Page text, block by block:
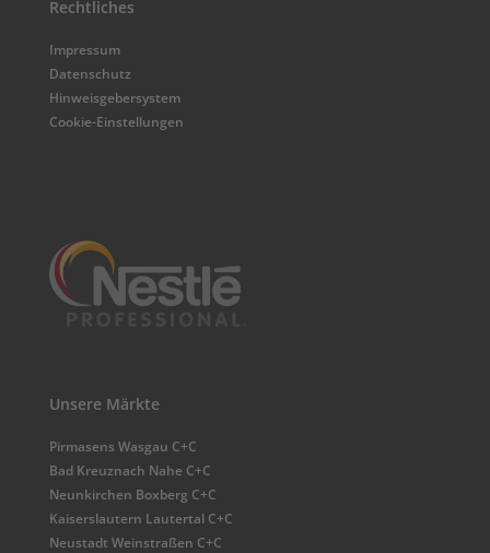
Rechtliches
Impressum
Datenschutz
Hinweisgebersystem
Cookie-Einstellungen
Unsere Märkte
Pirmasens Wasgau C+C
Bad Kreuznach Nahe C+C
Neunkirchen Boxberg C+C
Kaiserslautern Lautertal C+C
Neustadt Weinstraßen C+C